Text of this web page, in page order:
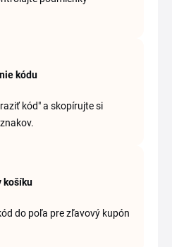
kódu
kód" a skopírujte si
košíku
do poľa pre zľavový kupón